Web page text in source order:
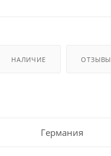
НАЛИЧИЕ ОТЗЫВЫ
Германия